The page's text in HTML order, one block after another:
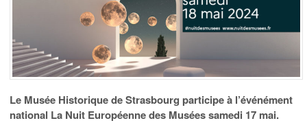
Le Musée Historique de Strasbourg participe à l’événément
national La Nuit Européenne des Musées samedi 17 mai.